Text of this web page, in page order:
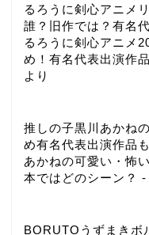
るろうに剣心アニメ
誰？旧作では？有名
るろうに剣心アニメ
め！有名代表出演作
より
推しの子黒川あかね
め有名代表出演作品
あかねの可愛い・怖
本ではどのシーン？
BORUTOうずまきボ